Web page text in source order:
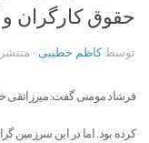
حقوق کارگران و
توسطکاظم خطیبی ·
فرشاد مومنی گفت: میرزاتقی
کرده بود. اما در این سرزمین